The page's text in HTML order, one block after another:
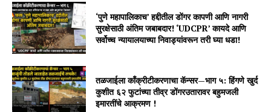
‘पुणे महापालिकाच’ हद्दीतील डोंगर कापणी आणि नागरी
सुरक्षेसाठी अंतिम जबाबदार! ‘UDCPR’ कायदे आणि
सर्वोच्च न्यायालयाच्या निवाड्यांवरून तरी घ्या धडा!
तळजाईला काँक्रीटीकरणाचा कॅन्सर—भाग ५: हिंगणे खुर्द
कुशीत ६२ फुटांच्या तीव्र डोंगरउतारावर बहुमजली
इमारतींचे आक्रमण !